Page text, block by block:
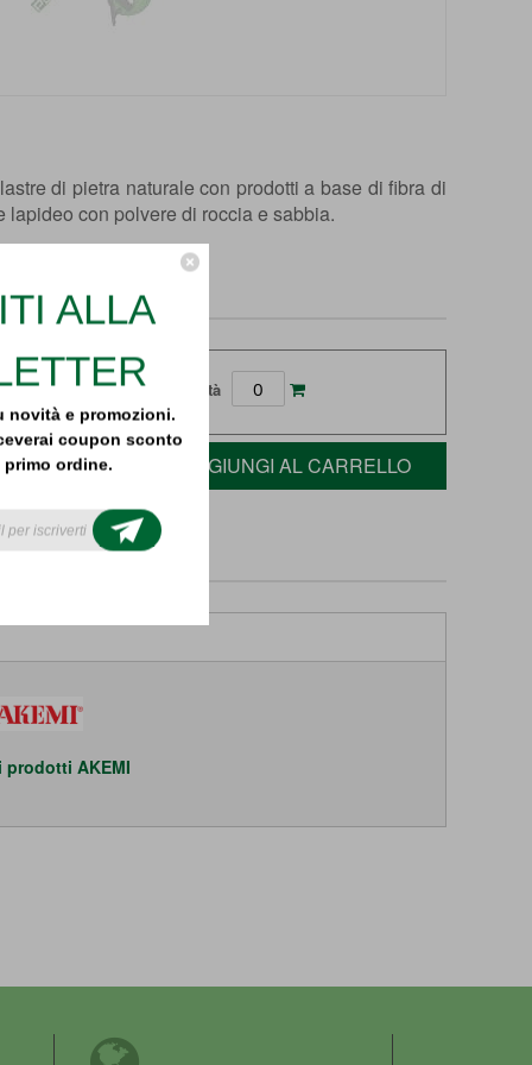
ALLA
novità e promozioni.
coupon sconto
primo ordine.
di pietra naturale con prodotti a base di fibra di
con polvere di roccia e sabbia.
Quantità
AGGIUNGI AL CARRELLO
prodotti AKEMI